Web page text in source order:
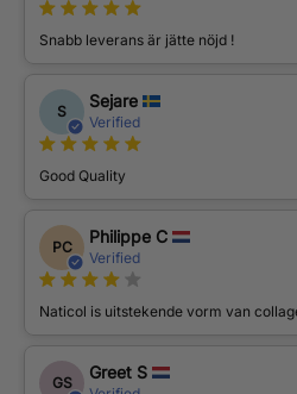
Snabb leverans är jätte nöjd !
S
Sejare
Verified
Good Quality
PC
Philippe C
Verified
Naticol is uitstekende vorm van
GS
Greet S